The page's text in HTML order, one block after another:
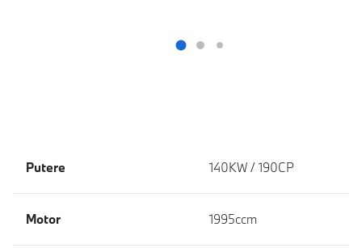
Putere 140KW / 190CP
Motor 1995ccm